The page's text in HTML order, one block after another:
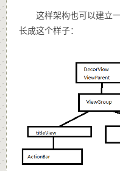
这样架构也可以建立一
长成这个样子：